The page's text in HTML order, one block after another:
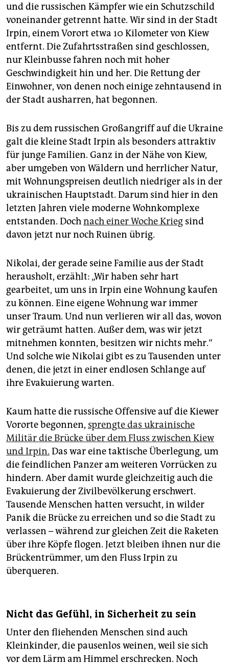
und die russischen Kämpfer wie ein Schutzschild
voneinander getrennt hatte. Wir sind in der Stadt
Irpin, einem Vorort etwa 10 Kilometer von Kiew
entfernt. Die Zufahrtsstraßen sind geschlossen,
nur Kleinbusse fahren noch mit hoher
Geschwindigkeit hin und her. Die Rettung der
Einwohner, von denen noch einige zehntausend in
der Stadt ausharren, hat begonnen.
Bis zu dem russischen Großangriff auf die Ukraine
galt die kleine Stadt Irpin als besonders attraktiv
für junge Familien. Ganz in der Nähe von Kiew,
aber umgeben von Wäldern und herrlicher Natur,
mit Wohnungspreisen deutlich niedriger als in der
ukrainischen Hauptstadt. Darum sind hier in den
letzten Jahren viele moderne Wohnkomplexe
entstanden. Dochnach einer Woche Krieg sind
davon jetzt nur noch Ruinen übrig.
Nikolai, der gerade seine Familie aus der Stadt
herausholt, erzählt: „Wir haben sehr hart
gearbeitet, um uns in Irpin eine Wohnung kaufen
zu können. Eine eigene Wohnung war immer
unser Traum. Und nun verlieren wir all das, wovon
wir geträumt hatten. Außer dem, was wir jetzt
mitnehmen konnten, besitzen wir nichts mehr.“
Und solche wie Nikolai gibt es zu Tausenden unter
denen, die jetzt in einer endlosen Schlange auf
ihre Evakuierung warten.
Kaum hatte die russische Offensive auf die Kiewer
Vororte begonnen, sprengte das ukrainische
Militär die Brücke über dem Fluss zwischen Kiew
und Irpin. Das war eine taktische Überlegung, um
die feindlichen Panzer am weiteren Vorrücken zu
hindern. Aber damit wurde gleichzeitig auch die
Evakuierung der Zivilbevölkerung erschwert.
Tausende Menschen hatten versucht, in wilder
Panik die Brücke zu erreichen und so die Stadt zu
verlassen – während zur gleichen Zeit die Raketen
über ihre Köpfe flogen. Jetzt bleiben ihnen nur die
Brücken­trümmer, um den Fluss Irpin zu
überqueren.
Nicht das Gefühl, in Sicherheit zu sein
Unter den fliehenden Menschen sind auch
Kleinkinder, die pausenlos weinen, weil sie sich
vor dem Lärm am Himmel erschrecken. Noch